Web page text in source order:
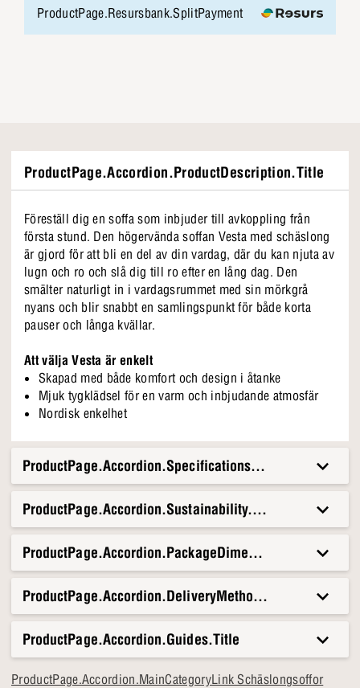
ProductPage.Resursbank.SplitPayment
ProductPage.Accordion.ProductDescription.Title
Föreställ dig en soffa som inbjuder till avkoppling från
första stund. Den högervända soffan Vesta med schäslong
är gjord för att bli en del av din vardag, där du kan njuta av
lugn och ro och slå dig till ro efter en lång dag. Den
smälter naturligt in i vardagsrummet med sin mörkgrå
nyans och blir snabbt en samlingspunkt för både korta
pauser och långa kvällar.
Att välja Vesta är enkelt
Skapad med både komfort och design i åtanke
Mjuk tygklädsel för en varm och inbjudande atmosfär
Nordisk enkelhet
ProductPage.Accordion.Specifications.Title
ProductPage.Accordion.Sustainability.Title
ProductPage.Accordion.DeliveryMethods.Title
ProductPage.Accordion.Guides.Title
ProductPage.Accordion.MainCategoryLink Schäslongsoffor